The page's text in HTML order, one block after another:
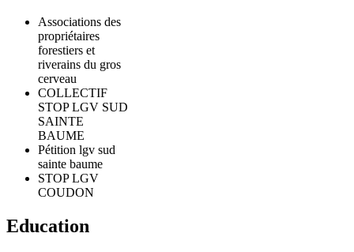
Associations des
propriétaires
forestiers et
riverains du gros
cerveau
COLLECTIF
STOP LGV SUD
SAINTE
BAUME
Pétition lgv sud
sainte baume
STOP LGV
COUDON
Education